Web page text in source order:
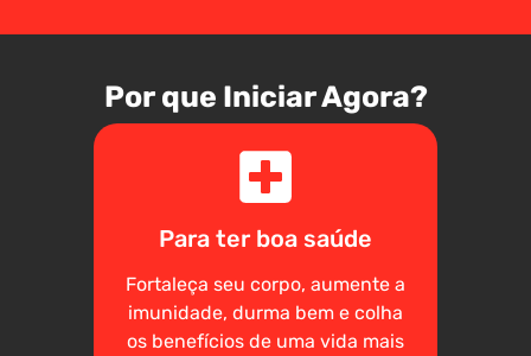
Por que Iniciar Agora?
Para ter boa saúde
Fortaleça seu corpo, aumente a
imunidade, durma bem e colha
os benefícios de uma vida mais